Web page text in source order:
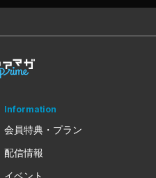
Information
会員特典・プラン
配信情報